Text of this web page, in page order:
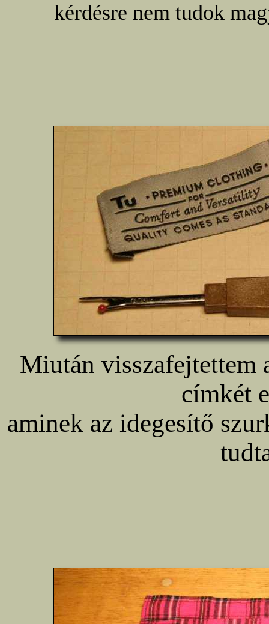
kérdésre nem tudok
Miután visszafejtettem
címkét
aminek az idegesítő